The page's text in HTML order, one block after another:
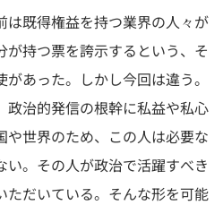
は既得権益を持つ業界の人々が
持つ票を誇示するという、そ
あった。しかし今回は違う。
政治的発信の根幹に私益や私心
や世界のため、この人は必要な
い。その人が政治で活躍すべき
ただいている。そんな形を可能